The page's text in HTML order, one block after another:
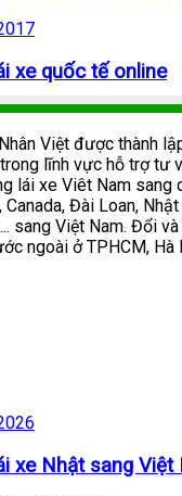
xe quốc tế online
Việt được thành
lĩnh vực hỗ trợ tư
lái xe Viêt Nam sang
Đài Loan, Nhật
sang Việt Nam. Đổi
ngoài ở TPHCM, Hà
xe Nhật sang Việt